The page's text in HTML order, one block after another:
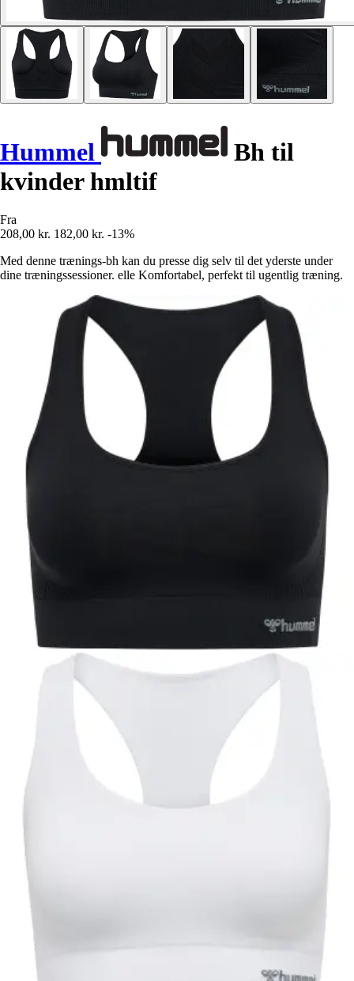
Hummel
Bh til
kvinder hmltif
Fra
208,00 kr. 182,00 kr. -13%
Med denne trænings-bh kan du presse dig selv til det yderste under
dine træningssessioner. elle Komfortabel, perfekt til ugentlig træning.